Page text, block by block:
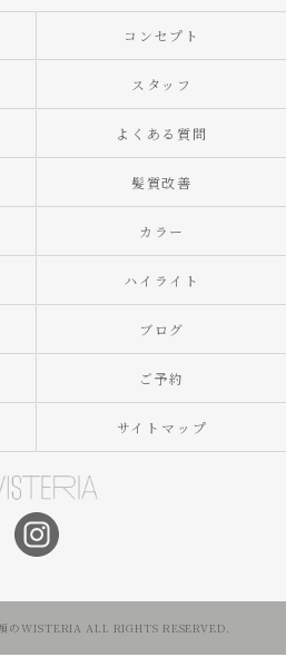
コンセプト
スタッフ
よくある質問
髪質改善
カラー
ハイライト
ブログ
ご予約
サイトマップ
WISTERIA ALL RIGHTS RESERVED.